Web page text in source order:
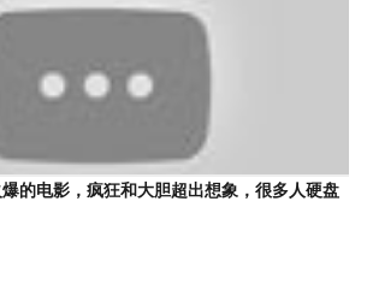
爆的电影，疯狂和大胆超出想象，很多人硬盘